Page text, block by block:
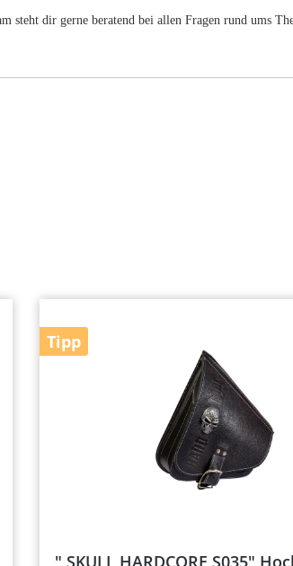
steht dir gerne beratend bei allen Fragen rund ums
Tipp
" SKULL HARDCORE S035"